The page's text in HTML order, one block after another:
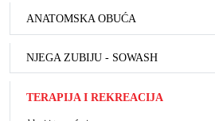
ANATOMSKA OBUĆA
NJEGA ZUBIJU - SOWASH
TERAPIJA I REKREACIJA